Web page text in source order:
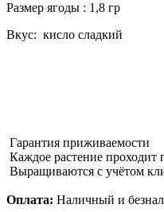
Размер ягоды : 1,8 гр
Вкус: кисло сладкий
Гарантия приживаемости
Каждое растение проходит
Выращиваются с учётом
Оплата: Наличный и